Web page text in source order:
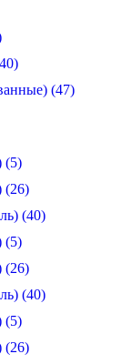
(47)
(5)
(26)
(40)
(5)
(26)
(40)
(5)
(26)